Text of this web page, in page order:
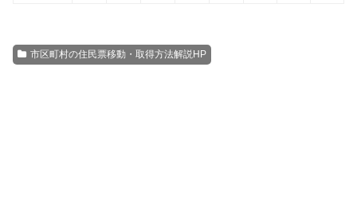
市区町村の住民票移動・取得方法解説HP